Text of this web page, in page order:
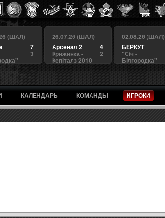
(ШАЛ)
7
3
26.07.26 (ШАЛ)
4
Арсенал 2
2
Крижинка -
Кепіталз 2010
02.08.26 (ШАЛ)
БЕРКУТ
"Сiч -
Білгородка"
КАЛЕНДАРЬ КОМАНДЫ ИГРОКИ